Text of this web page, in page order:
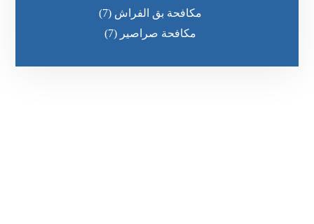
مكافحة بق الفراش (7)
مكافحة صراصير (7)